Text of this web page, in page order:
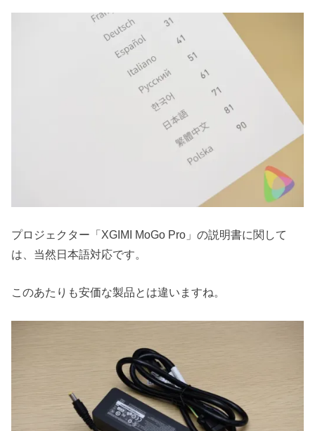
プロジェクター「XGIMI MoGo Pro」の説明書に関して
は、当然日本語対応です。
このあたりも安価な製品とは違いますね。